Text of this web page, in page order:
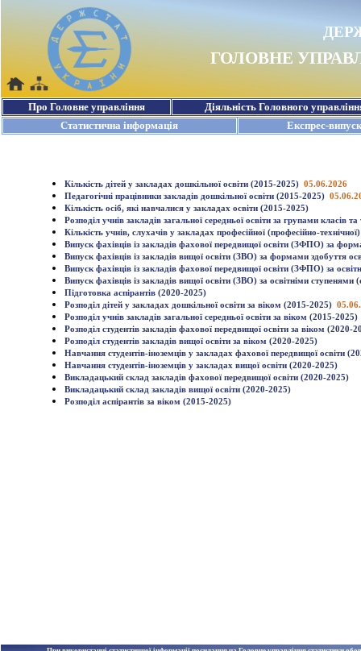
Кількість дітей у закладах дошкільної освіти (2015-2025) 05.06.2026
Педагогічні працівники закладів дошкільної освіти (2015-2025)
Кількість осіб, які навчалися у закладах освіти (2015-2025)
Розподіл учнів закладів загальної середньої освіти за групами класів
Кількість учнів, слухачів у закладах професійної (професійно-
Випуск фахівців із закладів фахової передвищої освіти (ЗФПО) за
Випуск фахівців із закладів вищої освіти (ЗВО) за формами здобуття
Випуск фахівців із закладів фахової передвищої освіти (ЗФПО) за
Випуск фахівців із закладів вищої освіти (ЗВО) за освітніми ступенями
Підготовка аспірантів (2020-2025)
Розподіл дітей у закладах дошкільної освіти за віком (2015-2025)
Розподіл учнів закладів загальної середньої освіти за віком (2015-2025)
Розподіл студентів закладів фахової передвищої освіти за віком (2020-
Розподіл студентів закладів вищої освіти за віком (2020-2025)
Навчання студентів-іноземців у закладах фахової передвищої освіти
Навчання студентів-іноземців у закладах вищої освіти (2020-2025)
Викладацький склад закладів фахової передвищої освіти (2020-2025)
Викладацький склад закладів вищої освіти (2020-2025)
Розподіл аспірантів за віком (2015-2025)